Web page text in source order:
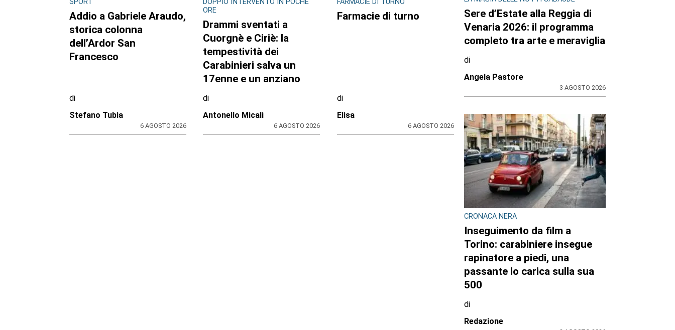
Addio a Gabriele Araudo,
storica colonna
dell’Ardor San
Francesco
di
Stefano Tubia
6 AGOSTO 2026
ORE
Drammi sventati a
Cuorgnè e Ciriè: la
tempestività dei
Carabinieri salva un
17enne e un anziano
di
Antonello Micali
6 AGOSTO 2026
Farmacie di turno
di
Elisa
6 AGOSTO 2026
Sere d’Estate alla Reggia di
Venaria 2026: il programma
completo tra arte e meraviglia
di
Angela Pastore
3 AGOSTO 2026
CRONACA NERA
Inseguimento da film a
Torino: carabiniere insegue
rapinatore a piedi, una
passante lo carica sulla sua
500
di
Redazione